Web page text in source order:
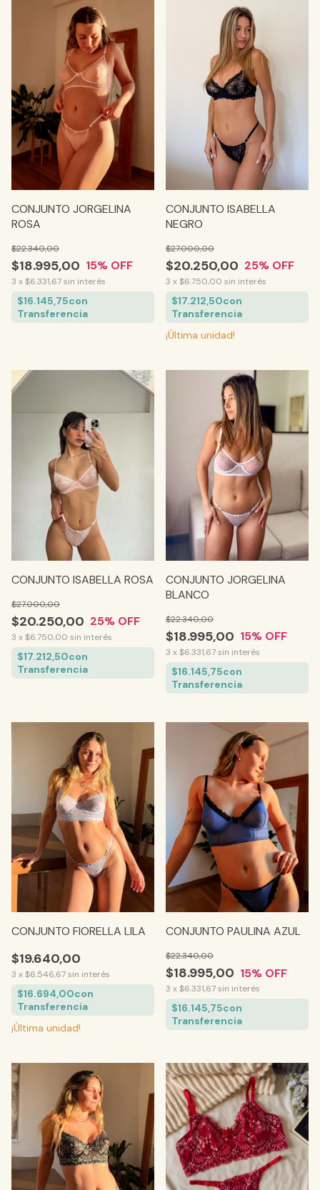
CONJUNTO JORGELINA
ROSA
$18.995,00
$22.340,00
15% OFF
3 x$6.331,67sin interés
$16.145,75con
Transferencia
CONJUNTO ISABELLA
NEGRO
$20.250,00
$27.000,00
25% OFF
3 x$6.750,00 sin interés
$17.212,50con
Transferencia
¡Última unidad!
CONJUNTO ISABELLA ROSA
$20.250,00
$27.000,00
25% OFF
3 x$6.750,00 sin interés
$17.212,50con
Transferencia
CONJUNTO JORGELINA
BLANCO
$18.995,00
$22.340,00
15% OFF
3 x$6.331,67sin interés
$16.145,75con
Transferencia
CONJUNTO FIORELLA LILA
$19.640,00
3 x$6.546,67sin interés
$16.694,00con
Transferencia
¡Última unidad!
CONJUNTO PAULINA AZUL
$18.995,00
$22.340,00
15% OFF
3 x$6.331,67sin interés
$16.145,75con
Transferencia